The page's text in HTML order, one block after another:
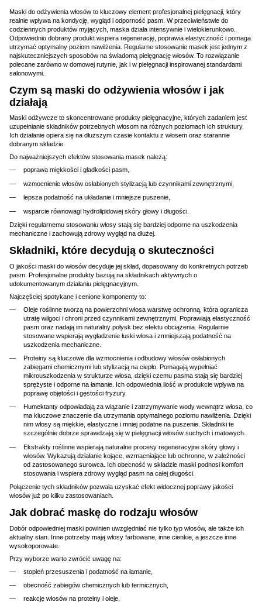
Maski do odżywienia włosów to kluczowy element profesjonalnej pielęgnacji, który
realnie wpływa na kondycję, wygląd i odporność pasm. W przeciwieństwie do
codziennych produktów myjących, maska działa intensywnie i wielokierunkowo.
Odpowiednio dobrany produkt wspiera regenerację, poprawia elastyczność i pomaga
utrzymać optymalny poziom nawilżenia. Regularne stosowanie masek jest jednym z
najskuteczniejszych sposobów na świadomą pielęgnację włosów. To rozwiązanie
polecane zarówno w domowej rutynie, jak i w pielęgnacji inspirowanej standardami
salonowymi.
Czym są maski do odżywienia włosów i jak
działają
Maski odżywcze to skoncentrowane produkty pielęgnacyjne, których zadaniem jest
uzupełnianie składników potrzebnych włosom na różnych poziomach ich struktury.
Ich działanie opiera się na dłuższym czasie kontaktu z włosem oraz starannie
dobranym składzie.
Do najważniejszych efektów stosowania masek należą:
poprawa miękkości i gładkości pasm,
wzmocnienie włosów osłabionych stylizacją lub czynnikami zewnętrznymi,
lepsza podatność na układanie i mniejsze puszenie,
wsparcie równowagi hydrolipidowej skóry głowy i długości.
Dzięki regularnemu stosowaniu włosy stają się bardziej odporne na uszkodzenia
mechaniczne i zachowują zdrowy wygląd na dłużej.
Składniki, które decydują o skuteczności
O jakości maski do włosów decyduje jej skład, dopasowany do konkretnych potrzeb
pasm. Profesjonalne produkty bazują na składnikach aktywnych o
udokumentowanym działaniu pielęgnacyjnym.
Najczęściej spotykane i cenione komponenty to:
Oleje roślinne tworzą na powierzchni włosa warstwę ochronną, która ogranicza
utratę wilgoci i chroni przed czynnikami zewnętrznymi. Poprawiają elastyczność
pasm oraz nadają im naturalny połysk bez efektu obciążenia. Regularnie
stosowane wspierają wygładzenie łuski włosa i zmniejszają podatność na
uszkodzenia mechaniczne.
Proteiny są kluczowe dla wzmocnienia i odbudowy włosów osłabionych
zabiegami chemicznymi lub stylizacją na ciepło. Pomagają wypełniać
mikrouszkodzenia w strukturze włosa, dzięki czemu pasma stają się bardziej
sprężyste i odporne na łamanie. Ich odpowiednia ilość w produkcie wpływa na
poprawę objętości i gęstości fryzury.
Humektanty odpowiadają za wiązanie i zatrzymywanie wody wewnątrz włosa, co
ma kluczowe znaczenie dla utrzymania optymalnego poziomu nawilżenia. Dzięki
nim włosy są miękkie, elastyczne i mniej podatne na puszenie. Składniki te
szczególnie dobrze sprawdzają się w pielęgnacji włosów suchych i matowych.
Ekstrakty roślinne wspierają naturalne procesy regeneracyjne skóry głowy i
włosów. Wykazują działanie kojące, wzmacniające lub ochronne, w zależności
od zastosowanego surowca. Ich obecność w składzie maski podnosi komfort
stosowania i wspiera zdrowy wygląd pasm na całej długości.
Połączenie tych składników pozwala uzyskać efekt widocznej poprawy jakości
włosów już po kilku zastosowaniach.
Jak dobrać maskę do rodzaju włosów
Dobór odpowiedniej maski powinien uwzględniać nie tylko typ włosów, ale także ich
aktualny stan. Inne potrzeby mają włosy farbowane, inne cienkie, a jeszcze inne
wysokoporowate.
Przy wyborze warto zwrócić uwagę na:
stopień przesuszenia i podatność na łamanie,
obecność zabiegów chemicznych lub termicznych,
reakcję włosów na proteiny i oleje,